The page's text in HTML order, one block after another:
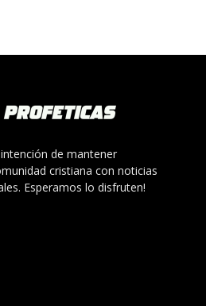
de mantener
cristiana con noticias
Esperamos lo disfruten!